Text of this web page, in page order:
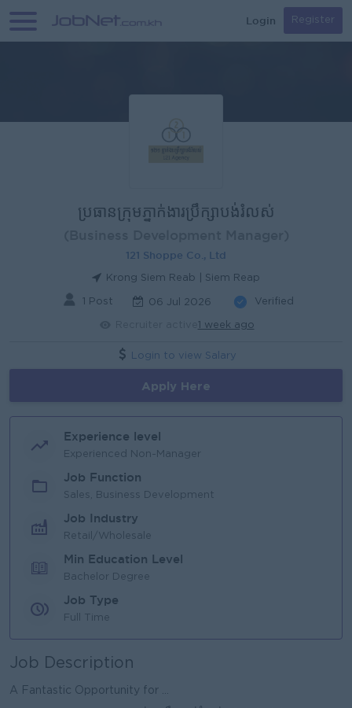
Login Register
ប្រធានក្រុមភ្នាក់ងារប្រឹក្សាបង់រំលស់
121 Shoppe Co., Ltd
Krong Siem Reab | Siem Reap
1 Post 06 Jul 2026 Verified
1 week ago
Login to view Salary
Apply Here
Experience level
Experienced Non-Manager
Job Function
Sales, Business Development
Job Industry
Retail/Wholesale
Min Education Level
Bachelor Degree
Job Type
Full Time
Job Description
A Fantastic Opportunity for ...